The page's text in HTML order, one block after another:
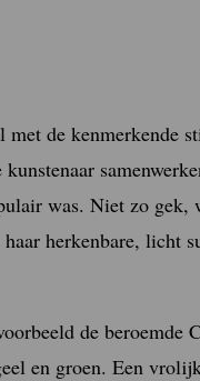
de kenmerkende
was. Niet zo gek,
herkenbare, licht
de beroemde
en groen. Een